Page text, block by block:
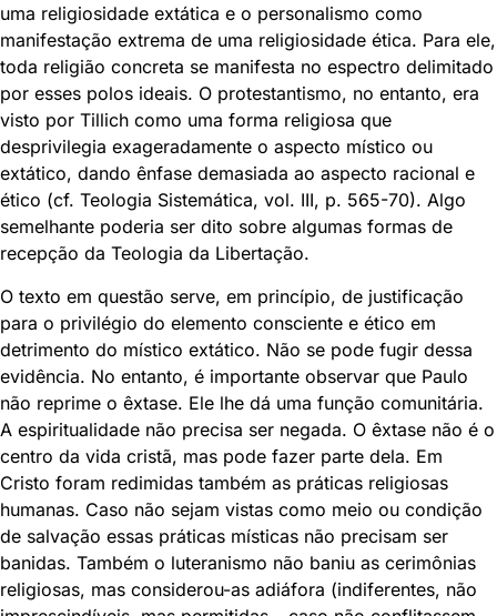
uma religiosidade extática e o personalismo como
manifestação extrema de uma religiosidade ética. Para ele,
toda religião concreta se manifesta no espectro delimitado
por esses polos ideais. O protestantismo, no entanto, era
visto por Tillich como uma forma religiosa que
desprivilegia exageradamente o aspecto místico ou
extático, dando ênfase demasiada ao aspecto racional e
ético (cf. Teologia Sistemática, vol. III, p. 565-70). Algo
semelhante poderia ser dito sobre algumas formas de
recepção da Teologia da Libertação.
O texto em questão serve, em princípio, de justificação
para o privilégio do elemento consciente e ético em
detrimento do místico extático. Não se pode fugir dessa
evidência. No entanto, é importante observar que Paulo
não reprime o êxtase. Ele lhe dá uma função comunitária.
A espiritualidade não precisa ser negada. O êxtase não é o
centro da vida cristã, mas pode fazer parte dela. Em
Cristo foram redimidas também as práticas religiosas
humanas. Caso não sejam vistas como meio ou condição
de salvação essas práticas místicas não precisam ser
banidas. Também o luteranismo não baniu as cerimônias
religiosas, mas considerou-as adiáfora (indiferentes, não